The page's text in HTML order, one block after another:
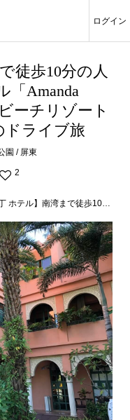
ログイン
徒歩10分の人
「Amanda
ーチリゾート
ドライブ旅
園 / 屏東
2
まで徒歩10分の人気モロッコ風ホテル「Amanda Hotel」〜初めての台湾ビーチリゾート「ケンティン」へのドライブ旅